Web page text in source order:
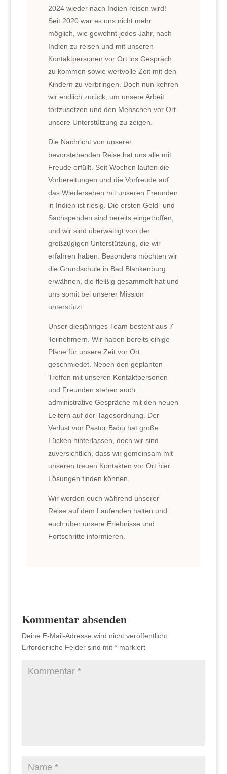
2024 wieder nach Indien reisen wird!
Seit 2020 war es uns nicht mehr
möglich, wie gewohnt jedes Jahr, nach
Indien zu reisen und mit unseren
Kontaktpersonen vor Ort ins Gespräch
zu kommen sowie wertvolle Zeit mit den
Kindern zu verbringen. Doch nun kehren
wir endlich zurück, um unsere Arbeit
fortzusetzen und den Menschen vor Ort
unsere Unterstützung zu zeigen.
Die Nachricht von unserer
bevorstehenden Reise hat uns alle mit
Freude erfüllt. Seit Wochen laufen die
Vorbereitungen und die Vorfreude auf
das Wiedersehen mit unseren Freunden
in Indien ist riesig. Die ersten Geld- und
Sachspenden sind bereits eingetroffen,
und wir sind überwältigt von der
großzügigen Unterstützung, die wir
erfahren haben. Besonders möchten wir
die Grundschule in Bad Blankenburg
erwähnen, die fleißig gesammelt hat und
uns somit bei unserer Mission
unterstützt.
Unser diesjähriges Team besteht aus 7
Teilnehmern. Wir haben bereits einige
Pläne für unsere Zeit vor Ort
geschmiedet. Neben den geplanten
Treffen mit unseren Kontaktpersonen
und Freunden stehen auch
administrative Gespräche mit den neuen
Leitern auf der Tagesordnung. Der
Verlust von Pastor Babu hat große
Lücken hinterlassen, doch wir sind
zuversichtlich, dass wir gemeinsam mit
unseren treuen Kontakten vor Ort hier
Lösungen finden können.
Wir werden euch während unserer
Reise auf dem Laufenden halten und
euch über unsere Erlebnisse und
Fortschritte informieren.
Kommentar absenden
Deine E-Mail-Adresse wird nicht veröffentlicht.
Erforderliche Felder sind mit *markiert